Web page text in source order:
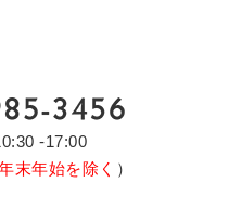
-17:00
末年始を除く ）